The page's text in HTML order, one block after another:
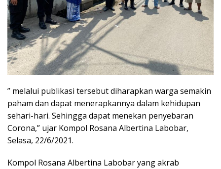
” melalui publikasi tersebut diharapkan warga semakin
paham dan dapat menerapkannya dalam kehidupan
sehari-hari. Sehingga dapat menekan penyebaran
Corona,” ujar Kompol Rosana Albertina Labobar,
Selasa, 22/6/2021.
Kompol Rosana Albertina Labobar yang akrab